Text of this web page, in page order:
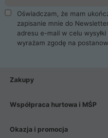
Oświadczam, że mam
zapisanie mnie do
adresu e-mail w celu
wyrażam zgodę na
Zakupy
Współpraca hurtowa i MŚP
Okazja i promocja